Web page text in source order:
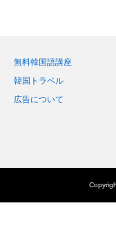
無料韓国語講座
韓国トラベル
広告について